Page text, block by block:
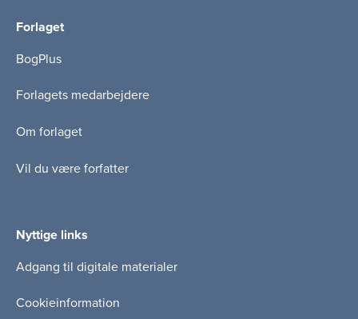
Forlaget
BogPlus
Forlagets medarbejdere
Om forlaget
Vil du være forfatter
Nyttige links
Adgang til digitale materialer
Cookieinformation